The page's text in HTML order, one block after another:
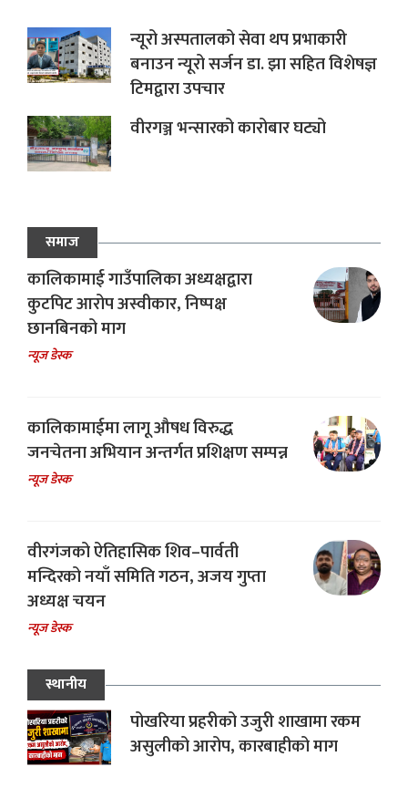
न्यूरो अस्पतालको सेवा थप प्रभाकारी
बनाउन न्यूरो सर्जन डा. झा सहित विशेषज्ञ
टिमद्वारा उपचार
वीरगञ्ज भन्सारको कारोबार घट्यो
समाज
कालिकामाई गाउँपालिका अध्यक्षद्वारा
कुटपिट आरोप अस्वीकार, निष्पक्ष
छानबिनको माग
न्यूज डेस्क
कालिकामाईमा लागू औषध विरुद्ध
जनचेतना अभियान अन्तर्गत प्रशिक्षण सम्पन्न
न्यूज डेस्क
वीरगंजको ऐतिहासिक शिव–पार्वती
मन्दिरको नयाँ समिति गठन, अजय गुप्ता
अध्यक्ष चयन
न्यूज डेस्क
स्थानीय
पोखरिया प्रहरीको उजुरी शाखामा रकम
असुलीको आरोप, कारबाहीको माग